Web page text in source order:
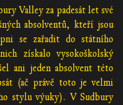
Valley za padesát let své
absolventů, kteří jsou
se zařadit do státního
získalo vysokoškolský
ani jeden absolvent této
(ač právě toto je velmi
stylu výuky). V Sudbury